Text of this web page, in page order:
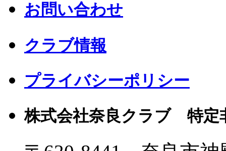
お問い合わせ
クラブ情報
プライバシーポリシー
株式会社奈良クラブ 特定